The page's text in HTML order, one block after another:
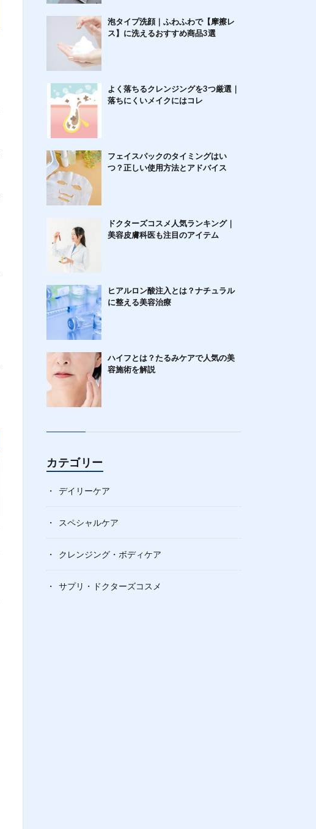
泡タイプ洗顔｜ふわふわで【摩擦レ
ス】に洗えるおすすめ商品3選
よく落ちるクレンジングを3つ厳選｜
落ちにくいメイクにはコレ
フェイスパックのタイミングはい
つ？正しい使用方法とアドバイス
ドクターズコスメ人気ランキング｜
美容皮膚科医も注目のアイテム
ヒアルロン酸注入とは？ナチュラル
に整える美容治療
ハイフとは？たるみケアで人気の美
容施術を解説
カテゴリー
デイリーケア
スペシャルケア
クレンジング・ボディケア
サプリ・ドクターズコスメ